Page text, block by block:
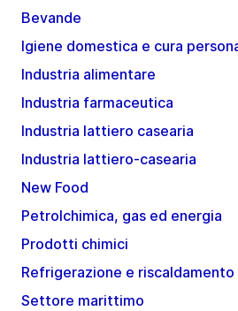
Bevande
Igiene domestica e cura
Industria alimentare
Industria farmaceutica
Industria lattiero casearia
Industria lattiero-casearia
New Food
Petrolchimica, gas ed energia
Prodotti chimici
Refrigerazione e riscaldamento
Settore marittimo